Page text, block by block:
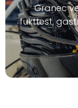
Granec
fukttest,